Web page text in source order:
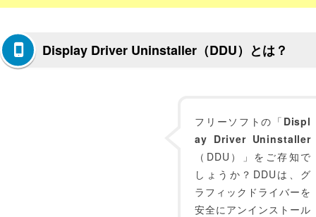
Display Driver Uninstaller（DDU）とは？
フリーソフトの「 Displ
ay Driver Uninstaller
（DDU）」をご存知で
しょうか？DDUは、グ
ラフィックドライバーを
安全にアンインストール